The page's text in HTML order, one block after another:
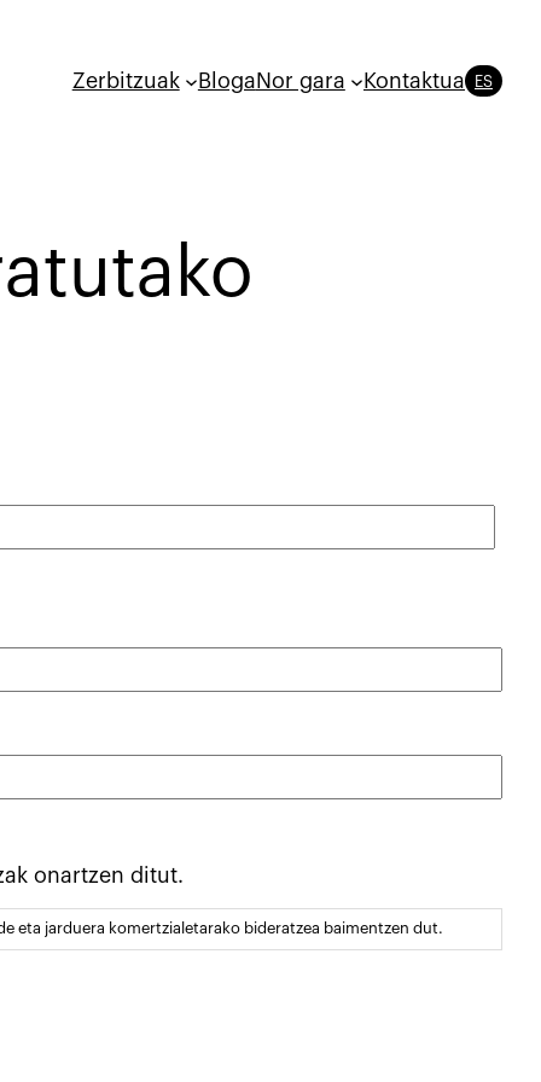
Zerbitzuak Bloga Nor gara Kontaktua ES
onartzen ditut.
eta jarduera komertzialetarako bideratzea baimentzen dut.